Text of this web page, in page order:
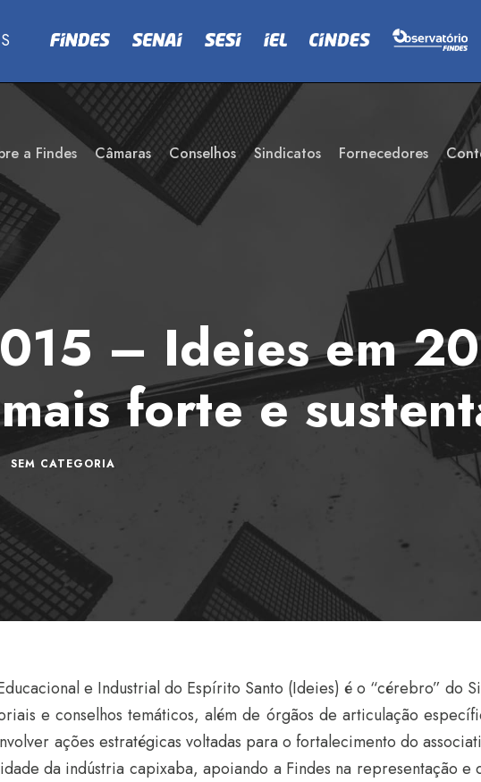
a Findes Câmaras Conselhos Sindicatos Fornecedores
– Ideies em
forte e
SEM CATEGORIA
e Industrial do Espírito Santo (Ideies) é o “cérebro” do
e conselhos temáticos, além de órgãos de articulação
ações estratégicas voltadas para o fortalecimento do
da indústria capixaba, apoiando a Findes na representação e